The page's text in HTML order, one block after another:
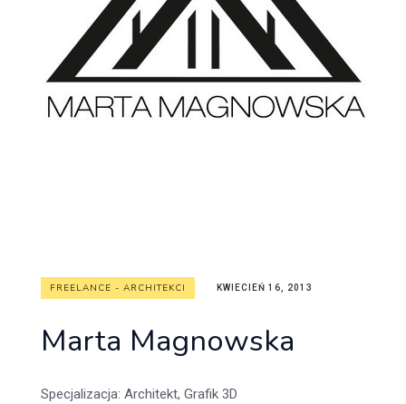
FREELANCE - ARCHITEKCI KWIECIEŃ 16, 2013
Marta Magnowska
Specjalizacja: Architekt, Grafik 3D